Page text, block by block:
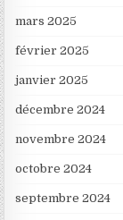
mars 2025
février 2025
janvier 2025
décembre 2024
novembre 2024
octobre 2024
septembre 2024